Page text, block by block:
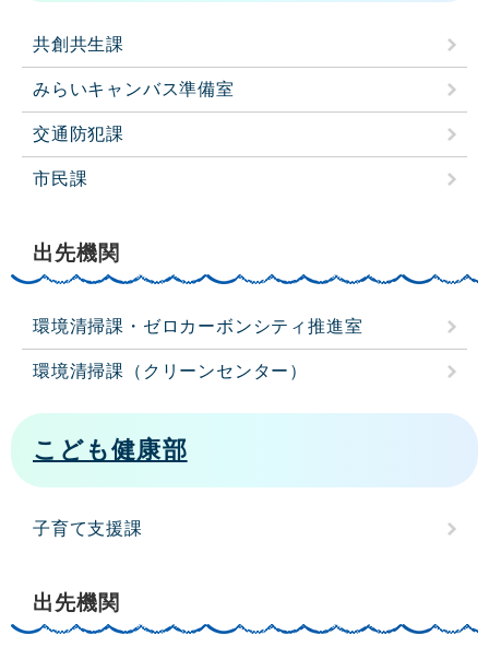
共創共生課
みらいキャンバス準備室
交通防犯課
市民課
出先機関
環境清掃課・ゼロカーボンシティ推進室
環境清掃課（クリーンセンター）
こども健康部
子育て支援課
出先機関